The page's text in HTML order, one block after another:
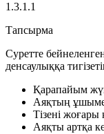
1.3.1.1
Тапсырма
Суретте
денсаулыққа
Қарапайым
Аяқтың
Тізені жоғары
Аяқты артқа